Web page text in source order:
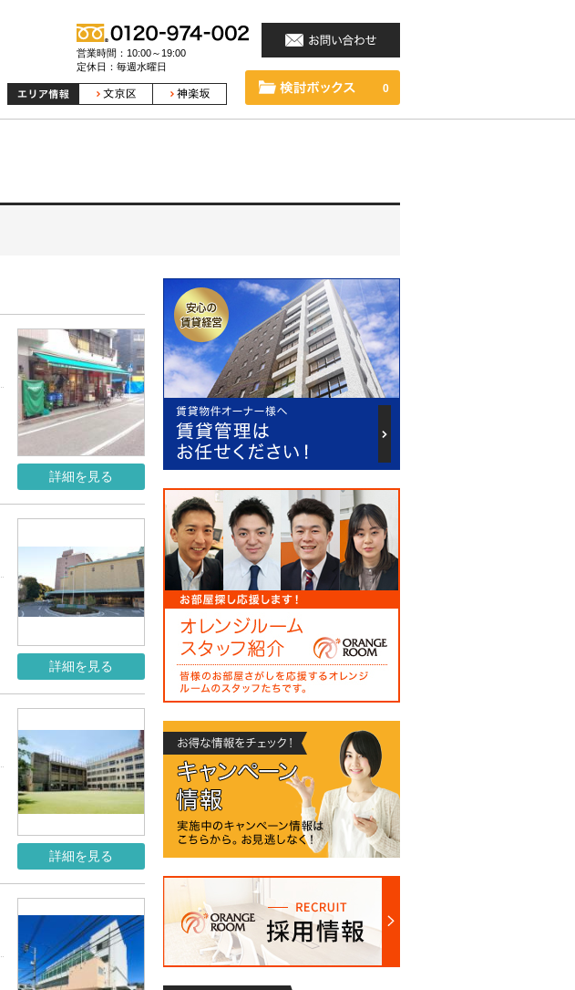
営業時間：10:00～19:00
定休日：毎週水曜日
0
詳細を見る
詳細を見る
詳細を見る